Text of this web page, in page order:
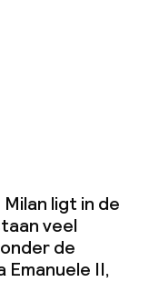
ligt in de
veel
de
Emanuele II,